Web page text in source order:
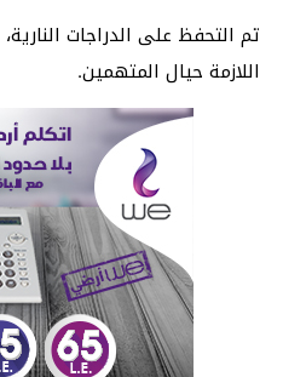
تم التحفظ على الدراجات النارية،
اللازمة حيال المتهمين.